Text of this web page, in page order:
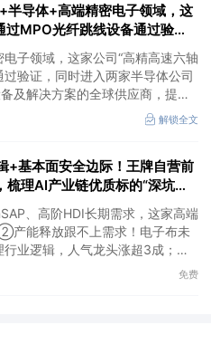
半导体+高端精密电子领域，这
过MPO光纤跳线设备通过验
获小批量复购；另有一家公司电
子领域，这家公司“高精高速六轴
验证，同时进入两家半导体公司
及解决方案的全球供应商，提前
迎来收获。
解锁全文
+基本面安全边际！王牌自营前
理AI产业链优质标的“深坑起
、高阶HDI长期需求，这家高端
产能释放跟不上需求！电子布未
业逻辑，人气龙头涨超3成；
周期持续！这家公司扩产、涨免费